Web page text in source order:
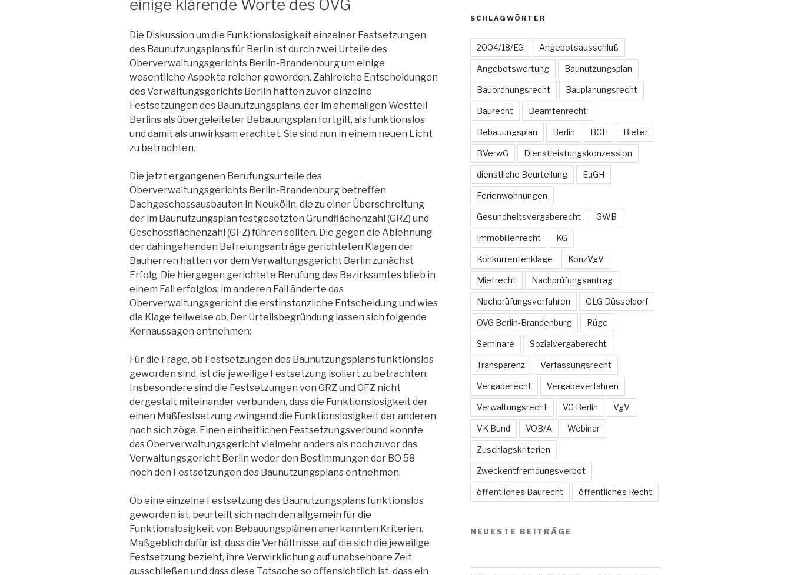
einige klärende Worte des OVG
Die Diskussion um die Funktionslosigkeit einzelner Festsetzungen
des Baunutzungsplans für Berlin ist durch zwei Urteile des
Oberverwaltungsgerichts Berlin-Brandenburg um einige
wesentliche Aspekte reicher geworden. Zahlreiche Entscheidungen
des Verwaltungsgerichts Berlin hatten zuvor einzelne
Festsetzungen des Baunutzungsplans, der im ehemaligen Westteil
Berlins als übergeleiteter Bebauungsplan fortgilt, als funktionslos
und damit als unwirksam erachtet. Sie sind nun in einem neuen Licht
zu betrachten.
Die jetzt ergangenen Berufungsurteile des
Oberverwaltungsgerichts Berlin-Brandenburg betreffen
Dachgeschossausbauten in Neukölln, die zu einer Überschreitung
der im Baunutzungsplan festgesetzten Grundflächenzahl (GRZ) und
Geschossflächenzahl (GFZ) führen sollten. Die gegen die Ablehnung
der dahingehenden Befreiungsanträge gerichteten Klagen der
Bauherren hatten vor dem Verwaltungsgericht Berlin zunächst
Erfolg. Die hiergegen gerichtete Berufung des Bezirksamtes blieb in
einem Fall erfolglos; im anderen Fall änderte das
Oberverwaltungsgericht die erstinstanzliche Entscheidung und wies
die Klage teilweise ab. Der Urteilsbegründung lassen sich folgende
Kernaussagen entnehmen:
Für die Frage, ob Festsetzungen des Baunutzungsplans funktionslos
geworden sind, ist die jeweilige Festsetzung isoliert zu betrachten.
Insbesondere sind die Festsetzungen von GRZ und GFZ nicht
dergestalt miteinander verbunden, dass die Funktionslosigkeit der
einen Maßfestsetzung zwingend die Funktionslosigkeit der anderen
nach sich zöge. Einen einheitlichen Festsetzungsverbund konnte
das Oberverwaltungsgericht vielmehr anders als noch zuvor das
Verwaltungsgericht Berlin weder den Bestimmungen der BO 58
noch den Festsetzungen des Baunutzungsplans entnehmen.
Ob eine einzelne Festsetzung des Baunutzungsplans funktionslos
geworden ist, beurteilt sich nach den allgemein für die
Funktionslosigkeit von Bebauungsplänen anerkannten Kriterien.
Maßgeblich dafür ist, dass die Verhältnisse, auf die sich die jeweilige
Festsetzung bezieht, ihre Verwirklichung auf unabsehbare Zeit
ausschließen und dass diese Tatsache so offensichtlich ist, dass ein
SCHLAGWÖRTER
2004/18/EG Angebotsausschluß
Angebotswertung Baunutzungsplan
Bauordnungsrecht Bauplanungsrecht
Baurecht Beamtenrecht
Bebauungsplan Berlin BGH Bieter
BVerwG Dienstleistungskonzession
dienstliche Beurteilung EuGH
Ferienwohnungen
Gesundheitsvergaberecht GWB
Immobilienrecht KG
Konkurrentenklage KonzVgV
Mietrecht Nachprüfungsantrag
Nachprüfungsverfahren OLG Düsseldorf
OVG Berlin-Brandenburg Rüge
Seminare Sozialvergaberecht
Transparenz Verfassungsrecht
Vergaberecht Vergabeverfahren
Verwaltungsrecht VG Berlin VgV
VK Bund VOB/A Webinar
Zuschlagskriterien
Zweckentfremdungsverbot
öffentliches Baurecht öffentliches Recht
NEUESTE BEITRÄGE